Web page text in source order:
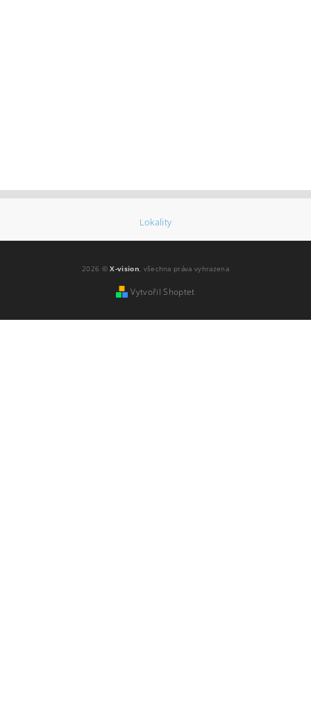
Lokality
2026 ©X-vision, všechna práva vyhrazena
Vytvořil Shoptet